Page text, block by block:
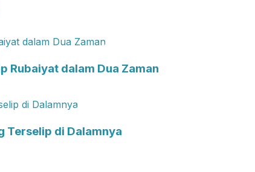
Rubaiyat dalam Dua Zaman
Terselip di Dalamnya